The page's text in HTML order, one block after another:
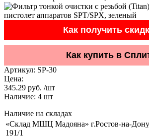
Как получить
Как купить в
Артикул: SP-30
Цена:
345.29 руб. /шт
Наличие: 4 шт
Наличие на складах
«Склад МШЦ Мадояна» г.Ростов-на-
191/1